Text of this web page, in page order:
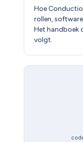
Hoe
rollen,
Het handboek
volgt.